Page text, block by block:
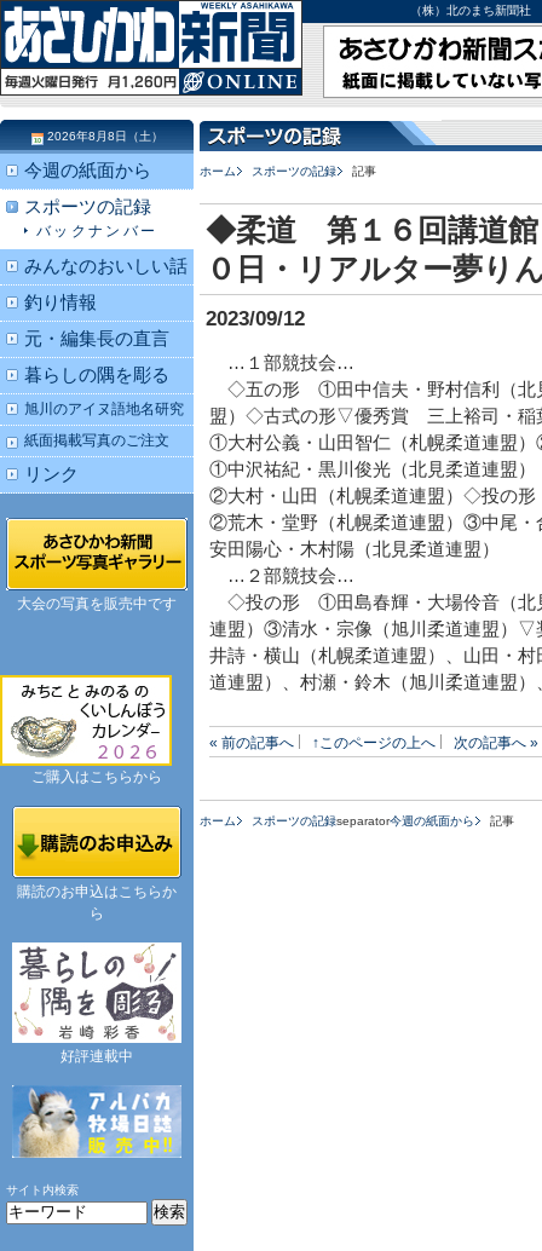
（株）北のまち新聞
ホーム スポーツの記録 記事
◆柔道 第１６回講道館
０日・リアルター夢り
2023/09/12
…１部競技会…
◇五の形 ①田中信夫・野村信利（北
盟）◇古式の形▽優秀賞 三上裕司・
①大村公義・山田智仁（札幌柔道連盟
①中沢祐紀・黒川俊光（北見柔道連盟）
②大村・山田（札幌柔道連盟）◇投の
②荒木・堂野（札幌柔道連盟）③中尾
安田陽心・木村陽（北見柔道連盟）
…２部競技会…
◇投の形 ①田島春輝・大場伶音（北
連盟）③清水・宗像（旭川柔道連盟）
井詩・横山（札幌柔道連盟）、山田・
道連盟）、村瀬・鈴木（旭川柔道連盟
« 前の記事へ ↑このページの上へ 次の記事へ »
ホーム スポーツの記録separator今週の紙面から 記事
2026年8月8日（土）
今週の紙面から
スポーツの記録
バックナンバー
みんなのおいしい話
釣り情報
元・編集長の直言
暮らしの隅を彫る
旭川のアイヌ語地名研究
紙面掲載写真のご注文
リンク
大会の写真を販売中です
ご購入はこちらから
購読のお申込はこちらか
ら
好評連載中
サイト内検索